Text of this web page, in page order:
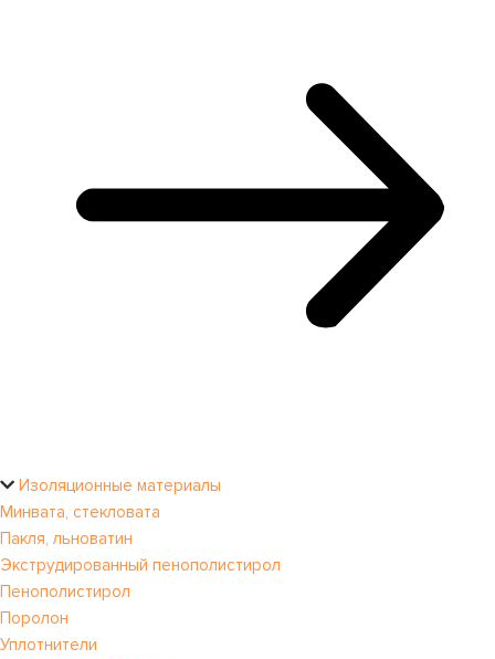
Изоляционные материалы
Минвата, стекловата
Пакля, льноватин
Экструдированный пенополистирол
Пенополистирол
Поролон
Уплотнители